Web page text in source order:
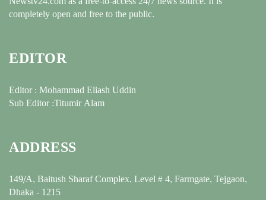
completely open and free to the public.
EDITOR
Editor : Mohammad Eliash Uddin
Sub Editor :Titumir Alam
ADDRESS
149/A, Baitush Sharaf Complex, Level # 4, Farmgate, Tejgaon,
Dhaka - 1215